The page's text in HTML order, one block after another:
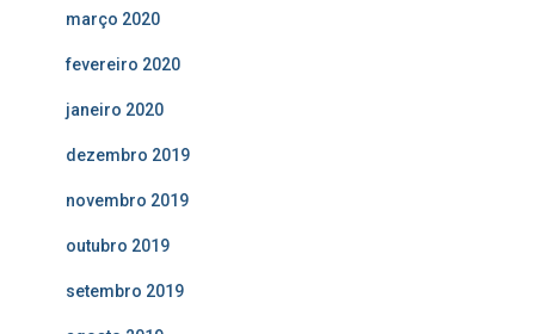
março 2020
fevereiro 2020
janeiro 2020
dezembro 2019
novembro 2019
outubro 2019
setembro 2019